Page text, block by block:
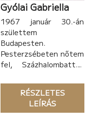
Gyólai Gabriella
1967 január 30.-án
születtem
Budapesten.
Pesterzsébeten nőtem
fel, Százhalombattán
Egész
kisgyermekkorom óta
rajzolok. 11 éves
RÉSZLETES
LEÍRÁS